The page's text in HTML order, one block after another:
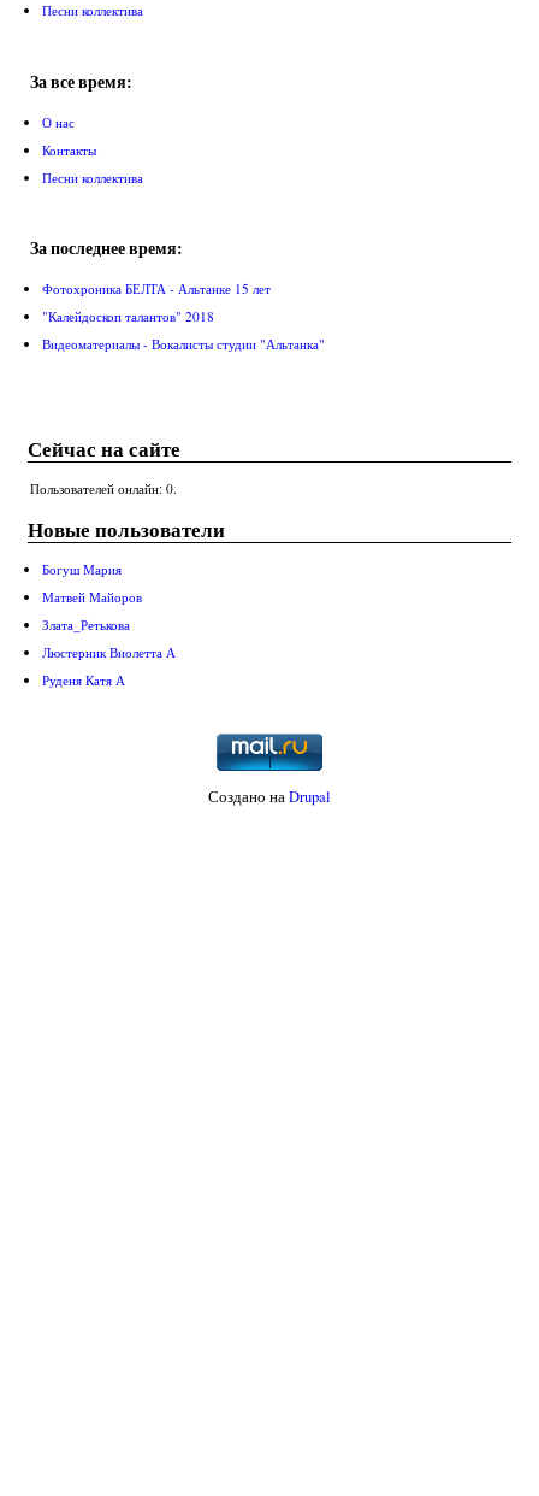
Песни коллектива
За все время:
О нас
Контакты
Песни коллектива
За последнее время:
Фотохроника БЕЛТА - Альтанке 15 лет
"Калейдоскоп талантов" 2018
Видеоматериалы - Вокалисты студии "Альтанка"
Сейчас на сайте
Пользователей онлайн: 0.
Новые пользователи
Богуш Мария
Матвей Майоров
Злата_Ретькова
Люстерник Виолетта А
Руденя Катя А
Создано наDrupal